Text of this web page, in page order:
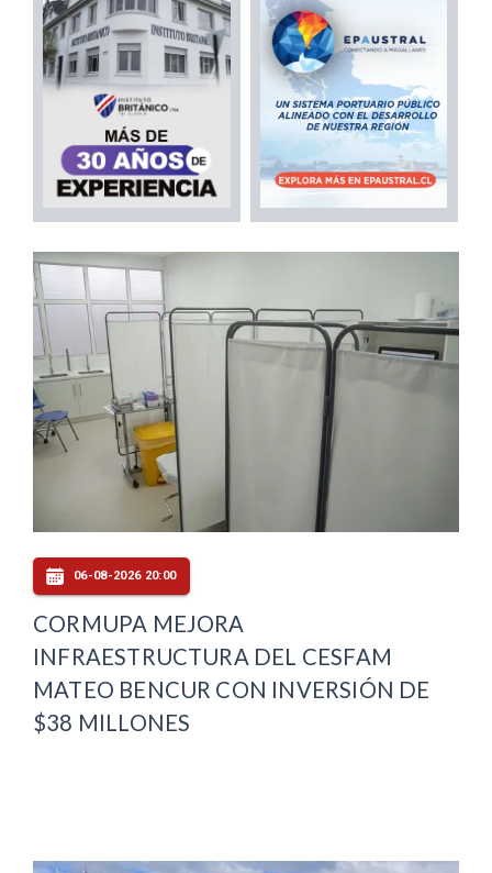
06-08-2026 20:00
CORMUPA MEJORA
INFRAESTRUCTURA DEL CESFAM
MATEO BENCUR CON INVERSIÓN DE
$38 MILLONES